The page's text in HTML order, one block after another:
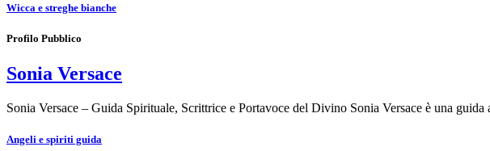
Wicca e streghe bianche
Profilo Pubblico
Sonia Versace
Sonia Versace – Guida Spirituale, Scrittrice e Portavoce del Divino Sonia Versace è una
Angeli e spiriti guida